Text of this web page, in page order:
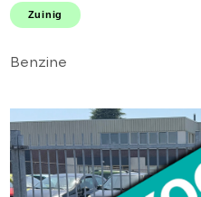
M sport l M 20'LMV l M
diffuser l Navi pro l
Zuinig
Benzine